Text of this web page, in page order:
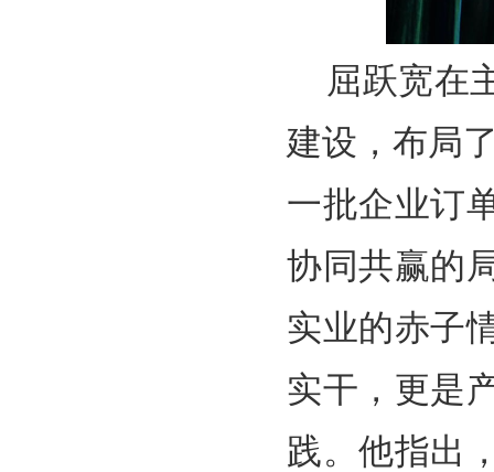
屈跃宽在
建设，布局
一批企业订
协同共赢的
实业的赤子
实干，更是
践。他指出